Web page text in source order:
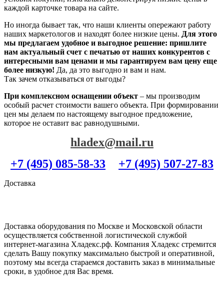
каждой карточке товара на сайте.
Но иногда бывает так, что наши клиенты опережают работу
наших маркетологов и находят более низкие цены. Для этого
мы предлагаем удобное и выгодное решение: пришлите
нам актуальный счет с печатью от наших конкурентов с
интересными вам ценами и мы гарантируем вам цену еще
более низкую! Да, да это выгодно и вам и нам.
Так зачем отказываться от выгоды?
При комплексном оснащении объект – мы производим
особый расчет стоимости вашего объекта. При формировании
цен мы делаем по настоящему выгодное предложение,
которое не оставит вас равнодушными.
hladex@mail.ru
+7 (495) 085-58-33
+7 (495) 507-27-83
Доставка
Доставка оборудования по Москве и Московской области
осуществляется собственной логистической службой
интернет-магазина Хладекс.рф. Компания Хладекс стремится
сделать Вашу покупку максимально быстрой и оперативной,
поэтому мы всегда стараемся доставить заказ в минимальные
сроки, в удобное для Вас время.